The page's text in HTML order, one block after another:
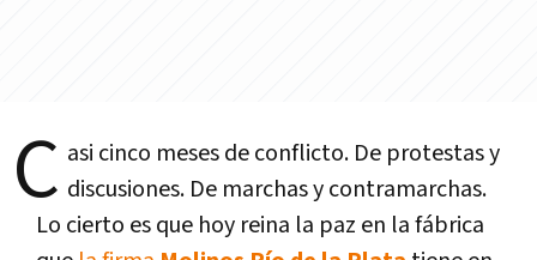
C asi cinco meses de conflicto. De protestas y
discusiones. De marchas y contramarchas.
Lo cierto es que hoy reina la paz en la fábrica